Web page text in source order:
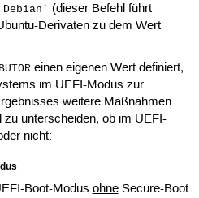
(dieser Befehl führt
Derivaten zu dem Wert
einen eigenen Wert definiert,
im UEFI-Modus zur
weitere Maßnahmen
unterscheiden, ob im UEFI-
nicht:
Boot-Modus ohneSecure-Boot